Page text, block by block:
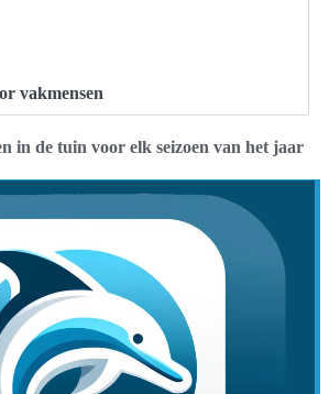
vakmensen
in de tuin voor elk seizoen van het jaar